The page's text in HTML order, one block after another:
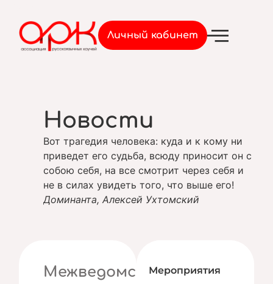
Личный кабинет
Новости
Вот трагедия человека: куда и к кому ни
приведет его судьба, всюду приносит он с
собою себя, на все смотрит через себя и
не в силах увидеть того, что выше его!
Доминанта, Алексей Ухтомский
Межведомственный
Мероприятия